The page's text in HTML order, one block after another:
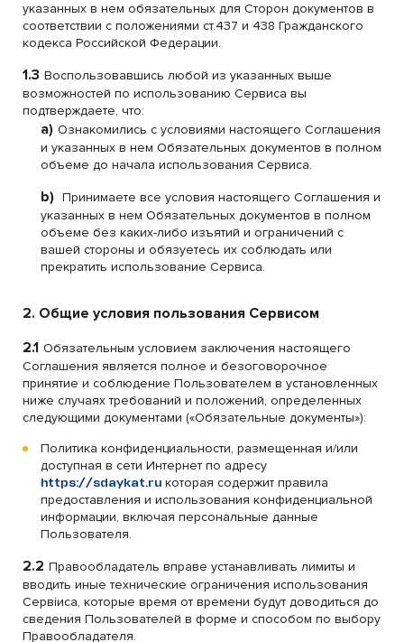
указанных в нем обязательных для Сторон документов в
соответствии с положениями ст.437 и 438 Гражданского
кодекса Российской Федерации.
1.3 Воспользовавшись любой из указанных выше
возможностей по использованию Сервиса вы
подтверждаете, что:
a) Ознакомились с условиями настоящего Соглашения
и указанных в нем Обязательных документов в полном
объеме до начала использования Сервиса.
b) Принимаете все условия настоящего Соглашения и
указанных в нем Обязательных документов в полном
объеме без каких-либо изъятий и ограничений с
вашей стороны и обязуетесь их соблюдать или
прекратить использование Сервиса.
2. Общие условия пользования Сервисом
2.1 Обязательным условием заключения настоящего
Соглашения является полное и безоговорочное
принятие и соблюдение Пользователем в установленных
ниже случаях требований и положений, определенных
следующими документами («Обязательные документы»):
Политика конфиденциальности, размещенная и/или
доступная в сети Интернет по адресу
https://sdaykat.ru которая содержит правила
предоставления и использования конфиденциальной
информации, включая персональные данные
Пользователя.
2.2 Правообладатель вправе устанавливать лимиты и
вводить иные технические ограничения использования
Сервiиса, которые время от времени будут доводиться до
сведения Пользователей в форме и способом по выбору
Правообладателя.